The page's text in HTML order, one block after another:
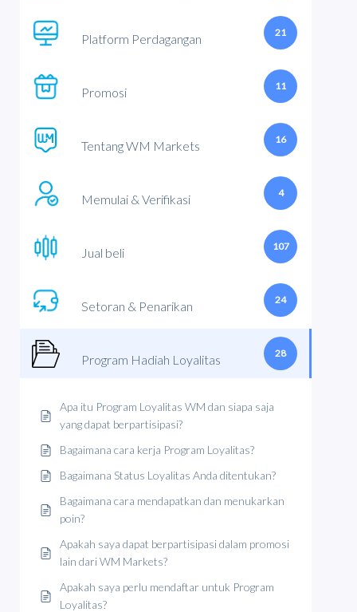
Platform Perdagangan 21
Promosi 11
Tentang WM Markets 16
Memulai & Verifikasi 4
Jual beli 107
Setoran & Penarikan 24
Program Hadiah Loyalitas 28
Apa itu Program Loyalitas WM dan siapa saja
yang dapat berpartisipasi?
Bagaimana cara kerja Program Loyalitas?
Bagaimana Status Loyalitas Anda ditentukan?
Bagaimana cara mendapatkan dan menukarkan
poin?
Apakah saya dapat berpartisipasi dalam promosi
lain dari WM Markets?
Apakah saya perlu mendaftar untuk Program
Loyalitas?